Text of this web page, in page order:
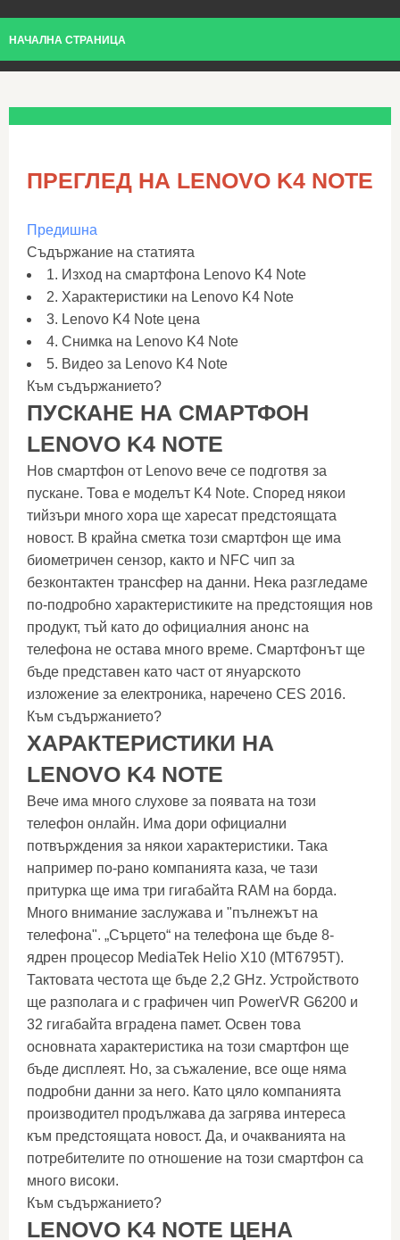
НАЧАЛНА СТРАНИЦА
ПРЕГЛЕД НА LENOVO K4 NOTE
Предишна
Съдържание на статията
1. Изход на смартфона Lenovo K4 Note
2. Характеристики на Lenovo K4 Note
3. Lenovo K4 Note цена
4. Снимка на Lenovo K4 Note
5. Видео за Lenovo K4 Note
Към съдържанието?
ПУСКАНЕ НА СМАРТФОН
LENOVO K4 NOTE
Нов смартфон от Lenovo вече се подготвя за
пускане. Това е моделът K4 Note. Според някои
тийзъри много хора ще харесат предстоящата
новост. В крайна сметка този смартфон ще има
биометричен сензор, както и NFC чип за
безконтактен трансфер на данни. Нека разгледаме
по-подробно характеристиките на предстоящия нов
продукт, тъй като до официалния анонс на
телефона не остава много време. Смартфонът ще
бъде представен като част от януарското
изложение за електроника, наречено CES 2016.
Към съдържанието?
ХАРАКТЕРИСТИКИ НА
LENOVO K4 NOTE
Вече има много слухове за появата на този
телефон онлайн. Има дори официални
потвърждения за някои характеристики. Така
например по-рано компанията каза, че тази
притурка ще има три гигабайта RAM на борда.
Много внимание заслужава и "пълнежът на
телефона". „Сърцето“ на телефона ще бъде 8-
ядрен процесор MediaTek Helio X10 (MT6795T).
Тактовата честота ще бъде 2,2 GHz. Устройството
ще разполага и с графичен чип PowerVR G6200 и
32 гигабайта вградена памет. Освен това
основната характеристика на този смартфон ще
бъде дисплеят. Но, за съжаление, все още няма
подробни данни за него. Като цяло компанията
производител продължава да загрява интереса
към предстоящата новост. Да, и очакванията на
потребителите по отношение на този смартфон са
много високи.
Към съдържанието?
LENOVO K4 NOTE ЦЕНА